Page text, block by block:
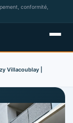
conformité,
Villacoublay |